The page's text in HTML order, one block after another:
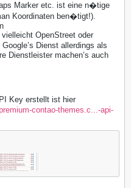
Marker etc. ist eine n�tige
Koordinaten ben�tigt!).
OpenStreet oder
Dienst allerdings als
Dienstleister machen’s auch
Key erstellt ist hier
contao-themes.c...-api-